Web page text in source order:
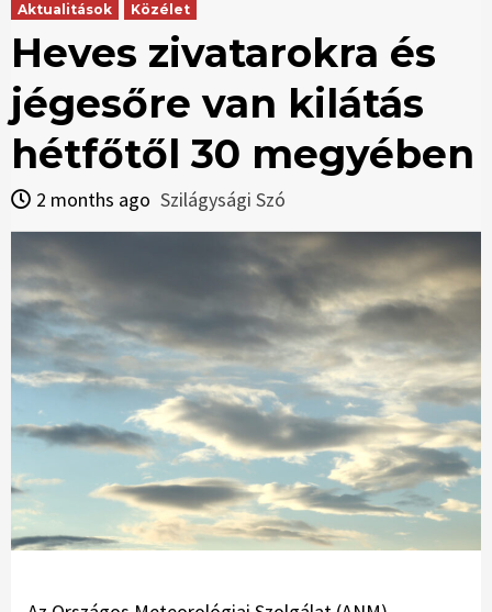
Aktualitások Közélet
Heves zivatarokra és
jégesőre van kilátás
hétfőtől 30 megyében
2 months ago Szilágysági Szó